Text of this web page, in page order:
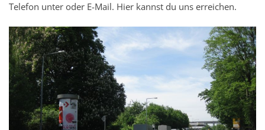
Telefon unter oder E-Mail. Hier kannst du uns erreichen.